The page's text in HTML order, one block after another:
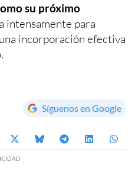
su próximo
intensamente para
incorporación efectiva
Síguenos en Google